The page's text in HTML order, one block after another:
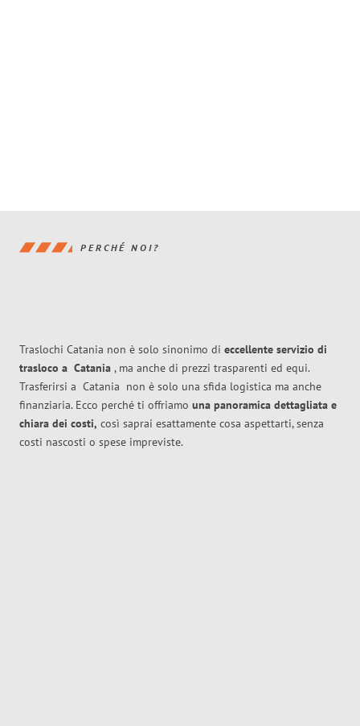
PERCHÉ NOI?
Traslochi Catania non è solo sinonimo di eccellente servizio di
trasloco a Catania , ma anche di prezzi trasparenti ed equi.
Trasferirsi a Catania non è solo una sfida logistica ma anche
finanziaria. Ecco perché ti offriamo una panoramica dettagliata e
chiara dei costi, così saprai esattamente cosa aspettarti, senza
costi nascosti o spese impreviste.